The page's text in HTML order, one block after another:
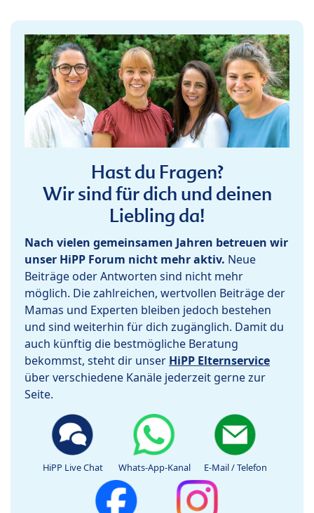
Hast du Fragen?
Wir sind für dich und deinen
Liebling da!
Nach vielen gemeinsamen Jahren betreuen wir
unser HiPP Forum nicht mehr aktiv. Neue
Beiträge oder Antworten sind nicht mehr
möglich. Die zahlreichen, wertvollen Beiträge der
Mamas und Experten bleiben jedoch bestehen
und sind weiterhin für dich zugänglich. Damit du
auch künftig die bestmögliche Beratung
bekommst, steht dir unser HiPP Elternservice
über verschiedene Kanäle jederzeit gerne zur
Seite.
HiPP Live Chat Whats-App-Kanal E-Mail / Telefon